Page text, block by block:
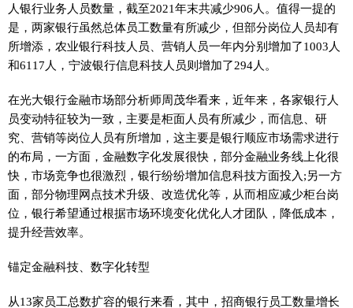
人银行业务人员数量，截至2021年末共减少906人。值得一提的
是，两家银行虽然总体员工数量有所减少，但部分岗位人员却有
所增添，农业银行科技人员、营销人员一年内分别增加了1003人
和6117人，宁波银行信息科技人员则增加了294人。
在光大银行金融市场部分析师周茂华看来， 近年来，各家银行人
员变动特征较为一致，主要是柜面人员有所减少，而信息、研
究、营销等岗位人员有所增加，这主要是银行顺应市场需求进行
的布局，一方面， 金融数字化发展很快，部分金融业务线上化很
快，市场竞争也很激烈，银行纷纷增加信息科技方面投入;另一方
面，部分物理网点技术升级、改造优化等，从而相应减少柜台岗
位，银行希望通过根据市场环境变化优化人才团队，降低成本，
提升经营效率。
锚定金融科技、数字化转型
从13家员工总数扩容的银行来看，其中，招商银行员工数量增长